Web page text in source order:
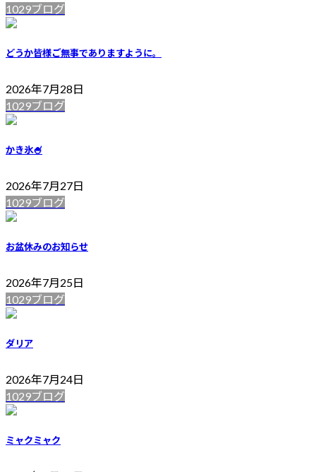
1029ブログ
どうか皆様ご無事でありますように。
2026年7月28日
1029ブログ
かき氷🍧
2026年7月27日
1029ブログ
お盆休みのお知らせ
2026年7月25日
1029ブログ
ダリア
2026年7月24日
1029ブログ
ミャクミャク